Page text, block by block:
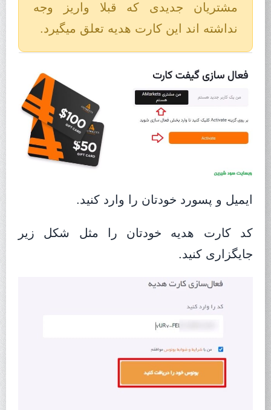
مشتریان جدیدی که قبلا واریز وجه
نداشته اند این کارت هدیه تعلق میگیرد.
ایمیل و پسورد خودتان را وارد کنید.
کد کارت هدیه خودتان را مثل شکل زیر
جایگزاری کنید.